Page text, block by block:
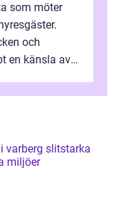
som möter
och
en känsla av
slitstarka
miljöer